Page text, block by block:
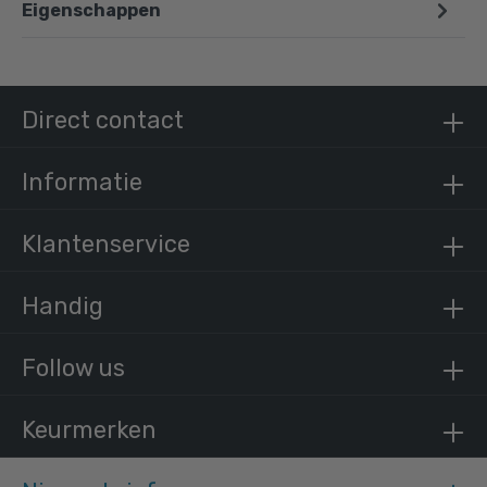
Eigenschappen
€ 11,31 incl. BTW
€ 9,35 excl. BTW
Follow us
Keurmerken
Direct contact
Informatie
Klantenservice
Handig